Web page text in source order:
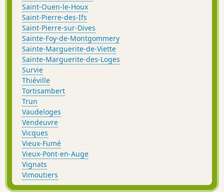
Saint-Ouen-le-Houx
Saint-Pierre-des-Ifs
Saint-Pierre-sur-Dives
Sainte-Foy-de-Montgommery
Sainte-Marguerite-de-Viette
Sainte-Marguerite-des-Loges
Survie
Thiéville
Tortisambert
Trun
Vaudeloges
Vendeuvre
Vicques
Vieux-Fumé
Vieux-Pont-en-Auge
Vignats
Vimoutiers